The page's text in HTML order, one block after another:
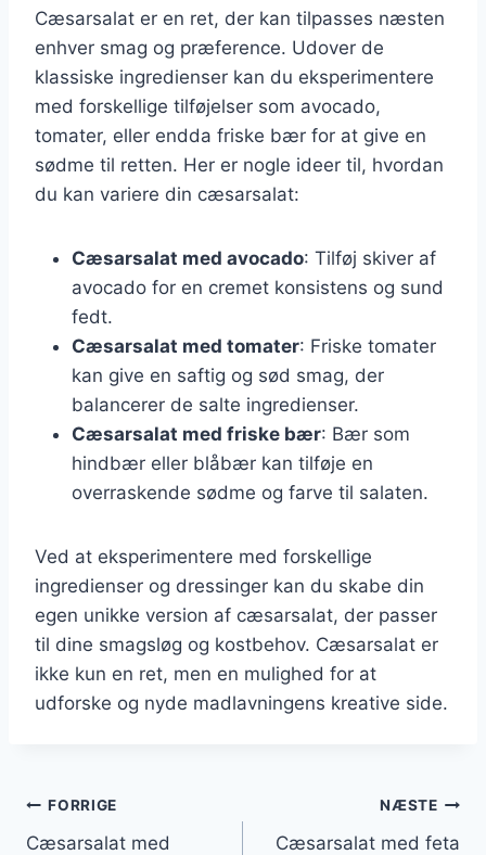
Cæsarsalat er en ret, der kan tilpasses næsten
enhver smag og præference. Udover de
klassiske ingredienser kan du eksperimentere
med forskellige tilføjelser som avocado,
tomater, eller endda friske bær for at give en
sødme til retten. Her er nogle ideer til, hvordan
du kan variere din cæsarsalat:
Cæsarsalat med avocado: Tilføj skiver af
avocado for en cremet konsistens og sund
fedt.
Cæsarsalat med tomater: Friske tomater
kan give en saftig og sød smag, der
balancerer de salte ingredienser.
Cæsarsalat med friske bær: Bær som
hindbær eller blåbær kan tilføje en
overraskende sødme og farve til salaten.
Ved at eksperimentere med forskellige
ingredienser og dressinger kan du skabe din
egen unikke version af cæsarsalat, der passer
til dine smagsløg og kostbehov. Cæsarsalat er
ikke kun en ret, men en mulighed for at
udforske og nyde madlavningens kreative side.
Indlægsnavigation
FORRIGE
Cæsarsalat med
NÆSTE
Cæsarsalat med feta